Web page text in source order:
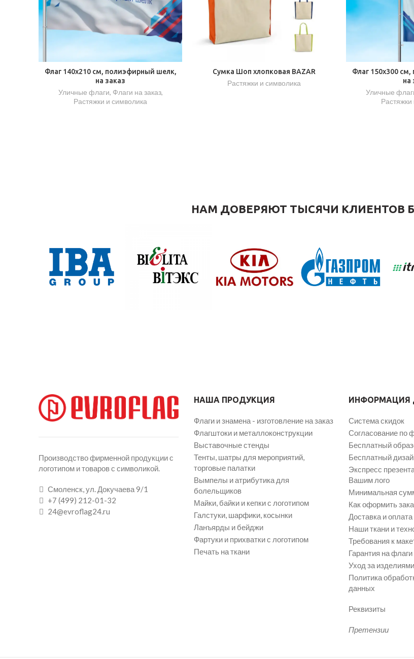
Флаг 140х210 см, полиэфирный шелк,
на заказ
Уличные флаги, Флаги на заказ,
Растяжки и символика
Сумка Шоп хлопковая BAZAR
Растяжки и символика
Флаг 150х300
на
Уличные
НАМ ДОВЕРЯЮТ ТЫСЯЧИ КЛИЕНТОВ
Производство фирменной продукции с
логотипом и товаров с символикой.
Смоленск, ул. Докучаева 9/1
+7 (499) 212-01-32
24@evroflag24.ru
НАША ПРОДУКЦИЯ
Флаги и знамена - изготовление на заказ
Флагштоки и металлоконструкции
Выставочные стенды
Тенты, шатры для мероприятий,
торговые палатки
Вымпелы и атрибутика для
болельщиков
Майки, байки и кепки с логотипом
Галстуки, шарфики, косынки
Ланъярды и бейджи
Фартуки и прихватки с логотипом
Печать на ткани
ИНФОРМАЦИЯ
Система скидок
Согласование по
Бесплатный
Бесплатный
Экспресс
Вашим лого
Минимальная
Как оформить
Доставка и оплата
Наши ткани и
Требования к
Гарантия на флаги
Уход за изделиями
Политика
данных
Реквизиты
Претензии